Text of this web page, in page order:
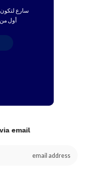
سارع
أول
email